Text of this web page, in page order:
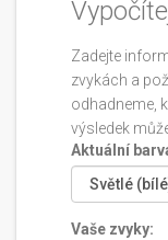
Zadejte
zvykách a
odhadneme,
výsledek
Aktuální
Vaše zvyky: